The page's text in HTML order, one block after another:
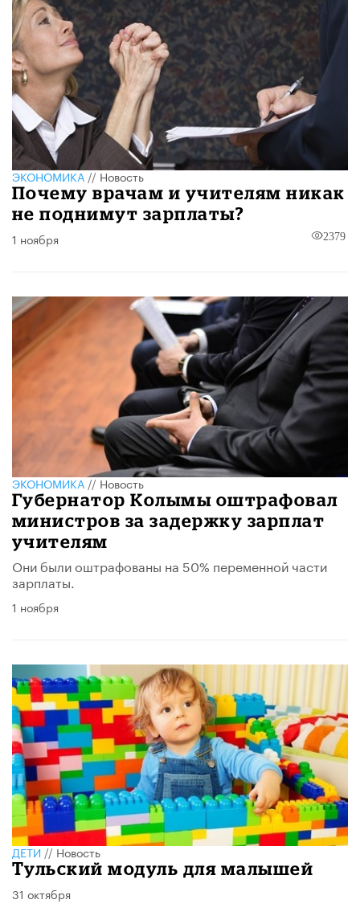
ЭКОНОМИКА//Новость
Почему врачам и учителям никак
не поднимут зарплаты?
1 ноября 2379
ЭКОНОМИКА//Новость
Губернатор Колымы оштрафовал
министров за задержку зарплат
учителям
Они были оштрафованы на 50% переменной части
зарплаты.
1 ноября
ДЕТИ//Новость
Тульский модуль для малышей
31 октября